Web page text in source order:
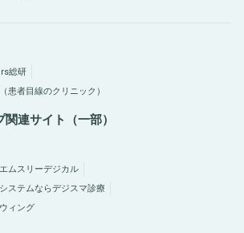
総研
患者目線のクリニック）
連サイト（一部）
ムスリーデジカル
ステムならデジスマ診療
ィング